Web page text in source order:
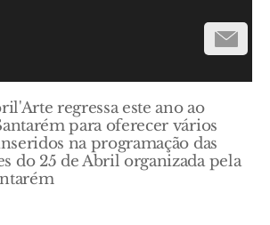
regressa este ano ao
para oferecer vários
na programação das
do 25 de Abril organizada pela